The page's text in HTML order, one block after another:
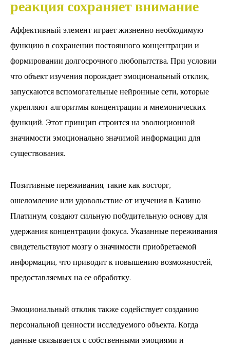
реакция сохраняет внимание
Аффективный элемент играет жизненно необходимую
функцию в сохранении постоянного концентрации и
формировании долгосрочного любопытства. При условии
что объект изучения порождает эмоциональный отклик,
запускаются вспомогательные нейронные сети, которые
укрепляют алгоритмы концентрации и мнемонических
функций. Этот принцип строится на эволюционной
значимости эмоционально значимой информации для
существования.
Позитивные переживания, такие как восторг,
ошеломление или удовольствие от изучения в Казино
Платинум, создают сильную побудительную основу для
удержания концентрации фокуса. Указанные переживания
свидетельствуют мозгу о значимости приобретаемой
информации, что приводит к повышению возможностей,
предоставляемых на ее обработку.
Эмоциональный отклик также содействует созданию
персональной ценности исследуемого объекта. Когда
данные связывается с собственными эмоциями и